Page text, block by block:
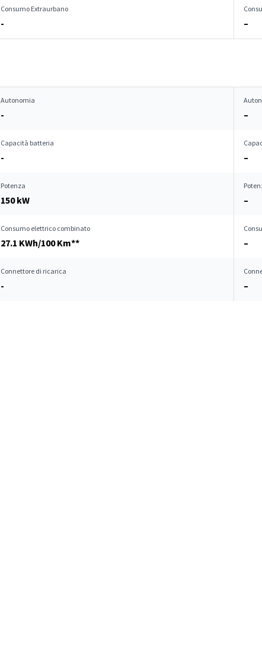
Consumo Extraurbano
- –
Autonomia
- –
Capacità batteria
- –
Potenza
150 kW –
Consumo elettrico combinato
27.1 KWh/100 Km** –
Connettore di ricarica
- –